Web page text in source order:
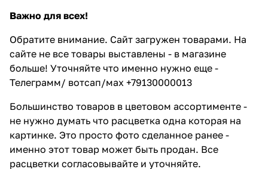
Важно для всех!
Обратите внимание. Сайт загружен товарами. На
сайте не все товары выставлены - в магазине
больше! Уточняйте что именно нужно еще -
Телеграмм/ вотсап/мах +79130000013
Большинство товаров в цветовом ассортименте -
не нужно думать что расцветка одна которая на
картинке. Это просто фото сделанное ранее -
именно этот товар может быть продан. Все
расцветки согласовывайте и уточняйте.